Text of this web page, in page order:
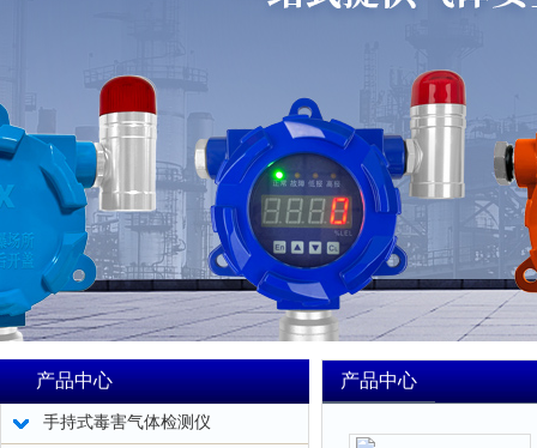
产品中心
手持式毒害气体检测仪
产品中心